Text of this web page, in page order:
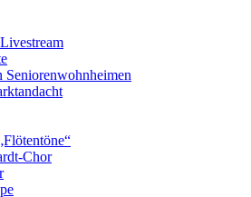
Seniorenwohnheimen
Chor